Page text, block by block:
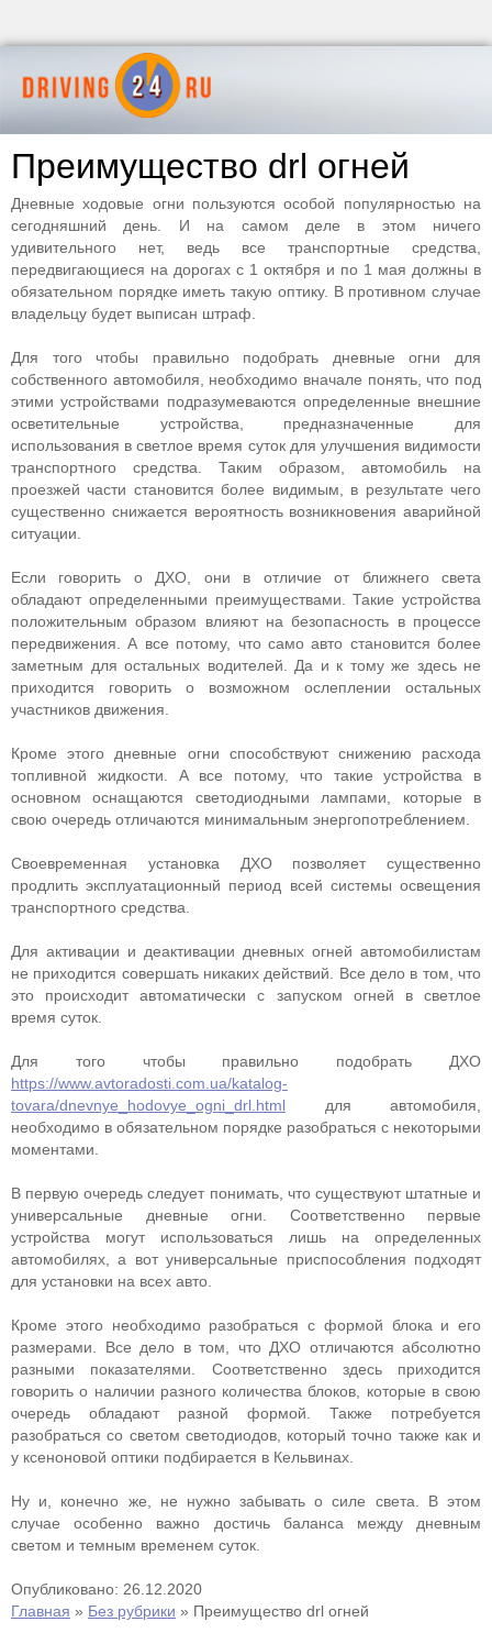
Преимущество drl огней
Дневные ходовые огни пользуются особой популярностью на
сегодняшний день. И на самом деле в этом ничего
удивительного нет, ведь все транспортные средства,
передвигающиеся на дорогах с 1 октября и по 1 мая должны в
обязательном порядке иметь такую оптику. В противном случае
владельцу будет выписан штраф.
Для того чтобы правильно подобрать дневные огни для
собственного автомобиля, необходимо вначале понять, что под
этими устройствами подразумеваются определенные внешние
осветительные устройства, предназначенные для
использования в светлое время суток для улучшения видимости
транспортного средства. Таким образом, автомобиль на
проезжей части становится более видимым, в результате чего
существенно снижается вероятность возникновения аварийной
ситуации.
Если говорить о ДХО, они в отличие от ближнего света
обладают определенными преимуществами. Такие устройства
положительным образом влияют на безопасность в процессе
передвижения. А все потому, что само авто становится более
заметным для остальных водителей. Да и к тому же здесь не
приходится говорить о возможном ослеплении остальных
участников движения.
Кроме этого дневные огни способствуют снижению расхода
топливной жидкости. А все потому, что такие устройства в
основном оснащаются светодиодными лампами, которые в
свою очередь отличаются минимальным энергопотреблением.
Своевременная установка ДХО позволяет существенно
продлить эксплуатационный период всей системы освещения
транспортного средства.
Для активации и деактивации дневных огней автомобилистам
не приходится совершать никаких действий. Все дело в том, что
это происходит автоматически с запуском огней в светлое
время суток.
Для того чтобы правильно подобрать ДХО
https://www.avtoradosti.com.ua/katalog-
tovara/dnevnye_hodovye_ogni_drl.html для автомобиля,
необходимо в обязательном порядке разобраться с некоторыми
моментами.
В первую очередь следует понимать, что существуют штатные и
универсальные дневные огни. Соответственно первые
устройства могут использоваться лишь на определенных
автомобилях, а вот универсальные приспособления подходят
для установки на всех авто.
Кроме этого необходимо разобраться с формой блока и его
размерами. Все дело в том, что ДХО отличаются абсолютно
разными показателями. Соответственно здесь приходится
говорить о наличии разного количества блоков, которые в свою
очередь обладают разной формой. Также потребуется
разобраться со светом светодиодов, который точно также как и
у ксеноновой оптики подбирается в Кельвинах.
Ну и, конечно же, не нужно забывать о силе света. В этом
случае особенно важно достичь баланса между дневным
светом и темным временем суток.
Опубликовано: 26.12.2020
Главная » Без рубрики » Преимущество drl огней